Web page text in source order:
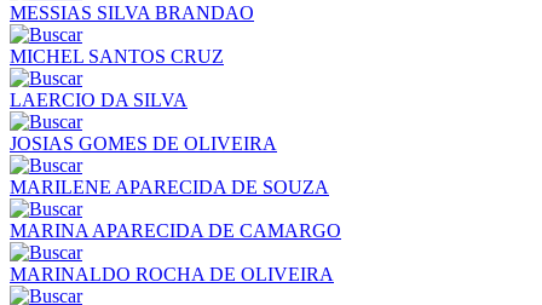
MESSIAS SILVA BRANDAO
MICHEL SANTOS CRUZ
LAERCIO DA SILVA
JOSIAS GOMES DE OLIVEIRA
MARILENE APARECIDA DE SOUZA
MARINA APARECIDA DE CAMARGO
MARINALDO ROCHA DE OLIVEIRA